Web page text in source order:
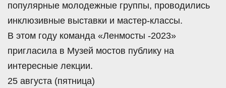
популярные молодежные группы, проводились
инклюзивные выставки и мастер-классы.
В этом году команда «Ленмосты -2023»
пригласила в Музей мостов публику на
интересные лекции.
25 августа (пятница)